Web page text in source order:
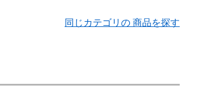
同じカテゴリの 商品を探す